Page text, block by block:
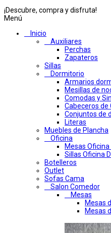
¡Descubre, compra y disfruta!
Menú
Inicio
Auxiliares
Perchas
Zapateros
Sillas
Dormitorio
Armarios
Mesillas de
Comodas y
Cabeceros de
Conjuntos de
Literas
Muebles de Plancha
Oficina
Mesas
Sillas Oficina
Botelleros
Outlet
Sofas Cama
Salon Comedor
Mesas
Mesas
Mesas